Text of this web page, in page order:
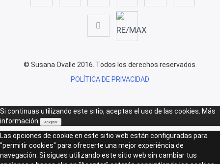
© Susana Ovalle 2016. Todos los derechos reservados.
POLÍTICA DE PRIVACIDAD
Si continuas utilizando este sitio, aceptas el uso de las cookies. Más
información
Aceptar
Las opciones de cookie en este sitio web están configuradas para
"permitir cookies" para ofrecerte una mejor experiéncia de
navegación. Si sigues utilizando este sitio web sin cambiar tus